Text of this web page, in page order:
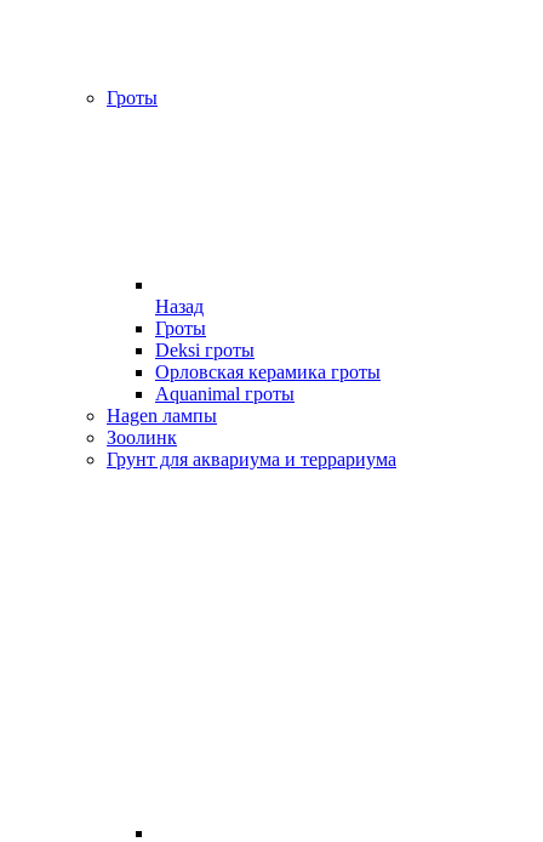
Гроты
Назад
Гроты
Deksi гроты
Орловская керамика гроты
Aquanimal гроты
Hagen лампы
Зоолинк
Грунт для аквариума и террариума